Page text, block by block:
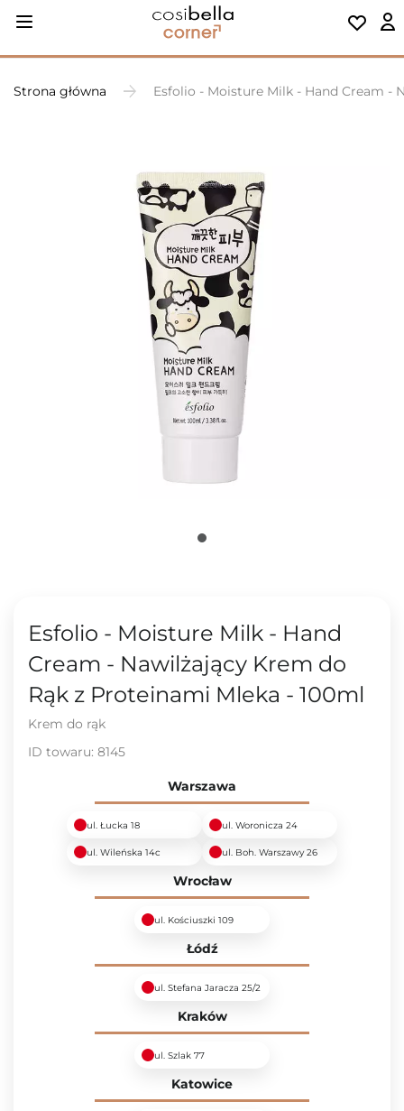
Strona główna Esfolio - Moisture Milk - Hand Cream -
Esfolio - Moisture Milk - Hand
Cream - Nawilżający Krem do
Rąk z Proteinami Mleka - 100ml
Krem do rąk
ID towaru: 8145
Warszawa
ul. Łucka 18 ul. Woronicza 24
ul. Wileńska 14c ul. Boh. Warszawy 26
Wrocław
ul. Kościuszki 109
Łódź
ul. Stefana Jaracza 25/2
Kraków
ul. Szlak 77
Katowice